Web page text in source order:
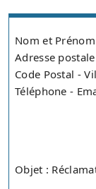
Nom et Prénom
Adresse postale
Code Postal -
Téléphone -
Objet :